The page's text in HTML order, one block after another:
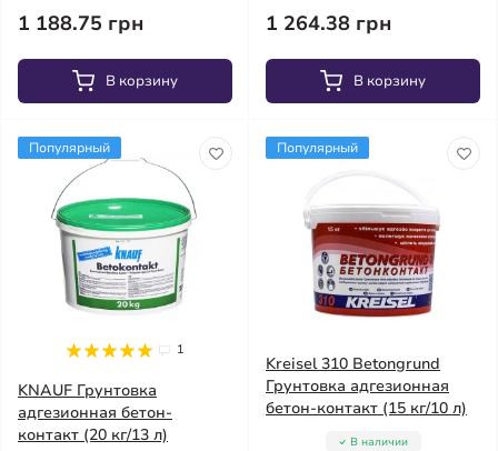
1 188.75 грн
В корзину
1 264.38 грн
В корзину
Популярный
1
KNAUF Грунтовка
адгезионная бетон-
контакт (20 кг/13 л)
Популярный
Kreisel 310 Betongrund
Грунтовка адгезионная
бетон-контакт (15 кг/10 л)
В наличии